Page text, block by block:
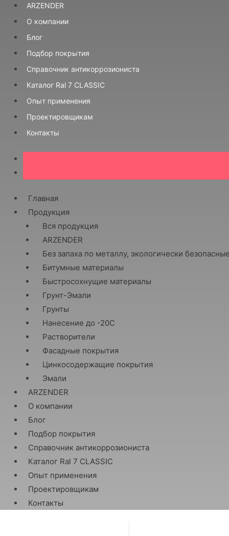
ARZENDER
О компании
Блог
Подбор покрытия
Справочник антикоррозиониста
Каталог Ral 7 CLASSIC
Опыт применения
Проектировщикам
Контакты
Главная
Продукция
Вся продукция
ARZENDER
Без запаха по металлу, экологически
Битумные материалы
Быстросохнущие материалы
Грунт-Эмали
Грунты
Нанесение до -20С
Растворители
Фасадные покрытия
Цинкосодержащие покрытия
Эмали
ARZENDER
О компании
Блог
Подбор покрытия
Справочник антикоррозиониста
Каталог Ral 7 CLASSIC
Опыт применения
Проектировщикам
Контакты